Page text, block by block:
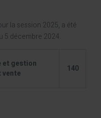
la session 2025, a été
5 décembre 2024.
et gestion
140